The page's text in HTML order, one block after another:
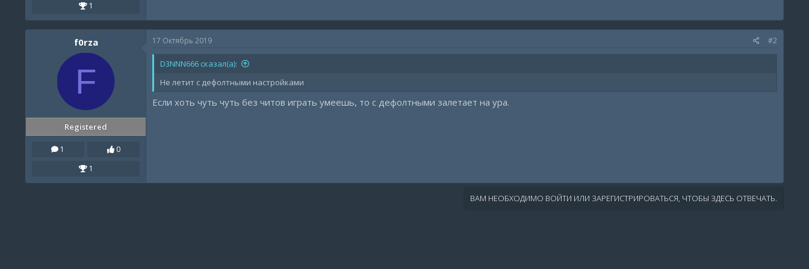
1
f0rza
F
Registered
1
0
1
17 Октябрь 2019 #2
D3NNN666 сказал(а):
Не летит с дефолтными настройками
Если хоть чуть чуть без читов играть умеешь, то с дефолтными залетает на ура.
ВАМ НЕОБХОДИМО ВОЙТИ ИЛИ ЗАРЕГИСТРИРОВАТЬСЯ, ЧТОБЫ ЗДЕСЬ ОТВЕЧАТЬ.